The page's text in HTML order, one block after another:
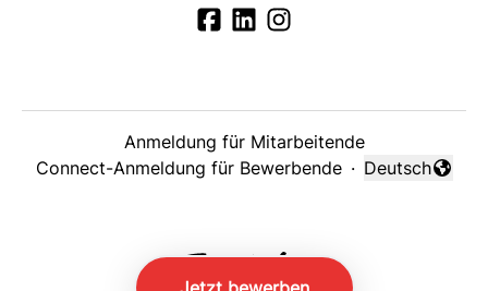
Anmeldung für Mitarbeitende
Connect-Anmeldung für Bewerbende ·
Sprache
Deutsch